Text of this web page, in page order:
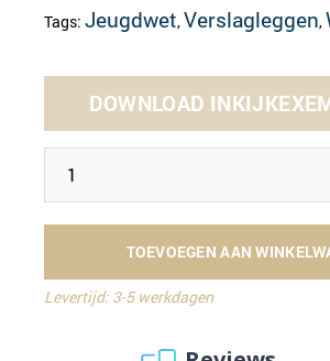
Tags: Jeugdwet,Verslagleggen,
DOWNLOAD
TOEVOEGEN AAN
Levertijd: 3-5 werkdagen